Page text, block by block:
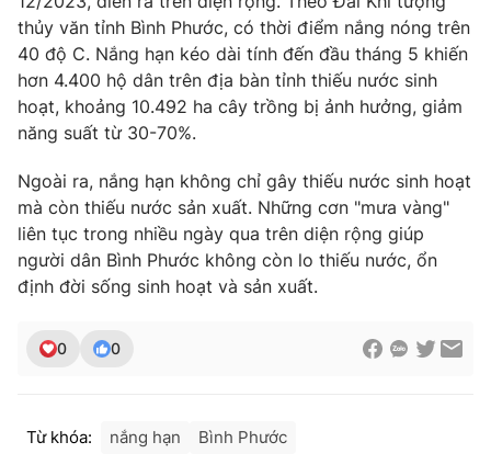
thủy văn tỉnh Bình Phước, có thời điểm nắng nóng trên
40 độ C. Nắng hạn kéo dài tính đến đầu tháng 5 khiến
hơn 4.400 hộ dân trên địa bàn tỉnh thiếu nước sinh
hoạt, khoảng 10.492 ha cây trồng bị ảnh hưởng, giảm
năng suất từ 30-70%.
Ngoài ra, nắng hạn không chỉ gây thiếu nước sinh hoạt
mà còn thiếu nước sản xuất. Những cơn "mưa vàng"
liên tục trong nhiều ngày qua trên diện rộng giúp
người dân Bình Phước không còn lo thiếu nước, ổn
định đời sống sinh hoạt và sản xuất.
0 0
Từ khóa: nắng hạn Bình Phước